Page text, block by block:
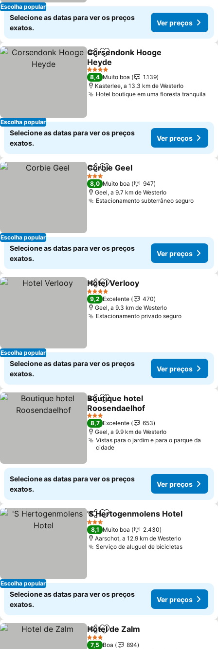
Escolha popular
Selecione as datas para ver os preços
exatos.
Ver preços
Escolha popular
PartilharAdicionar aos favoritos
Corsendonk Hooge
Heyde
4 Estrelas
8,4 Muito boa
1.139
Kasterlee, a 13.3 km de Westerlo
Hotel boutique em uma floresta tranquila
Selecione as datas para ver os preços
exatos.
Ver preços
Escolha popular
PartilharAdicionar aos favoritos
Corbie Geel
3 Estrelas
8,0 Muito boa
947
Geel, a 9.7 km de Westerlo
Estacionamento subterrâneo seguro
Selecione as datas para ver os preços
exatos.
Ver preços
Escolha popular
PartilharAdicionar aos favoritos
Hotel Verlooy
4 Estrelas
9,2 Excelente
470
Geel, a 9.3 km de Westerlo
Estacionamento privado seguro
Selecione as datas para ver os preços
exatos.
Ver preços
PartilharAdicionar aos favoritos
Boutique hotel
Roosendaelhof
3 Estrelas
8,7 Excelente
653
Geel, a 9.9 km de Westerlo
Vistas para o jardim e para o parque da
cidade
Selecione as datas para ver os preços
exatos.
Ver preços
Escolha popular
PartilharAdicionar aos favoritos
'S Hertogenmolens Hotel
3 Estrelas
8,1 Muito boa
2.430
Aarschot, a 12.9 km de Westerlo
Serviço de aluguel de bicicletas
Selecione as datas para ver os preços
exatos.
Ver preços
PartilharAdicionar aos favoritos
Hotel de Zalm
3 Estrelas
7,5 Boa
894